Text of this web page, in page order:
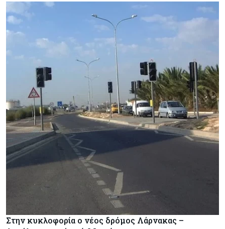
Στην κυκλοφορία ο νέος δρόμος Λάρνακας –